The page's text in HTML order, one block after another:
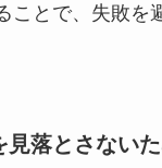
ことで、失敗を
見落とさない